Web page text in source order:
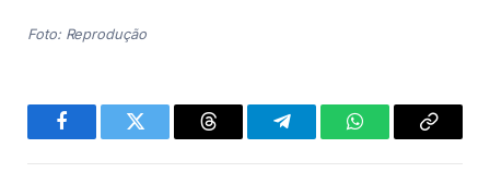
Foto: Reprodução
FacebookTwitter Threads TelegramWhatsAppCopiar